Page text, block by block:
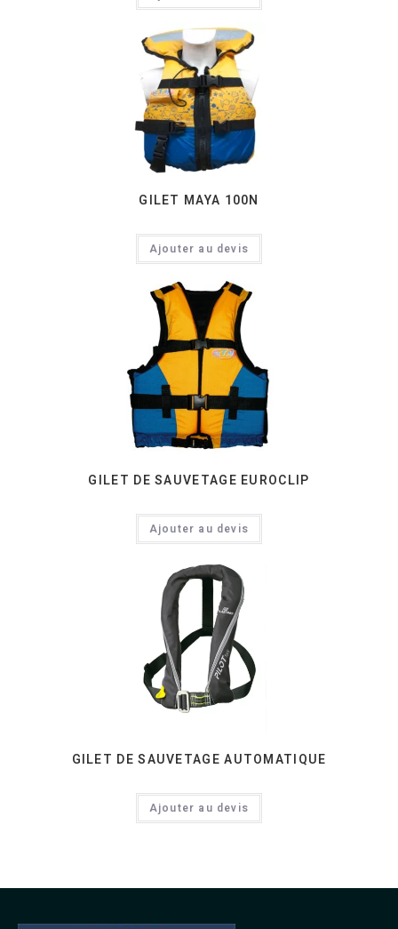
GILET MAYA 100N
Ajouter au devis
GILET DE SAUVETAGE EUROCLIP
Ajouter au devis
GILET DE SAUVETAGE AUTOMATIQUE
Ajouter au devis